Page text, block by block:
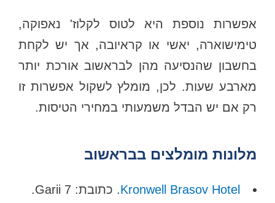
אפשרות נוספת היא לטוס לקלוז' נאפוקה,
טימישוארה, יאשי או קראיובה, אך יש לקחת
בחשבון שהנסיעה מהן לבראשוב אורכת יותר
מארבע שעות. לכן, מומלץ לשקול אפשרות זו
רק אם יש הבדל משמעותי במחירי הטיסות.
מלונות מומלצים בבראשוב
Kronwell Brasov Hote. כתובת: Garii 7.